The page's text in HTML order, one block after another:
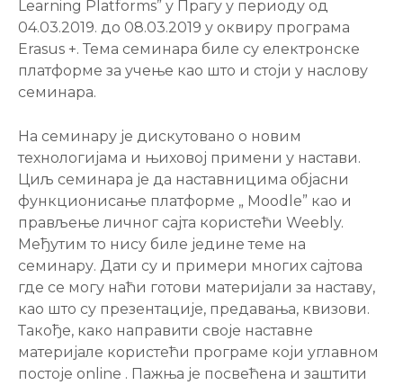
Learning Platforms” у Прагу у периоду од
04.03.2019. до 08.03.2019 у оквиру програма
Erasus +. Тема семинара биле су електронске
платформе за учење као што и стоји у наслову
семинара.
На семинару је дискутовано о новим
технологијама и њиховој примени у настави.
Циљ семинара је да наставницима објасни
функционисање платформе „ Moodle” као и
прављење личног сајта користећи Weebly.
Међутим то нису биле једине теме на
семинару. Дати су и примери многих сајтова
где се могу наћи готови материјали за наставу,
као што су презентације, предавања, квизови.
Такође, како направити своје наставне
материјале користећи програме који углавном
постоје online . Пажња је посвећена и заштити